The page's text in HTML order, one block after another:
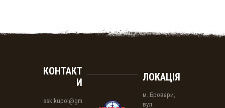
КОНТАКТ
И
ssk.kupol@gm
ЛОКАЦІЯ
м. Бровари,
вул.